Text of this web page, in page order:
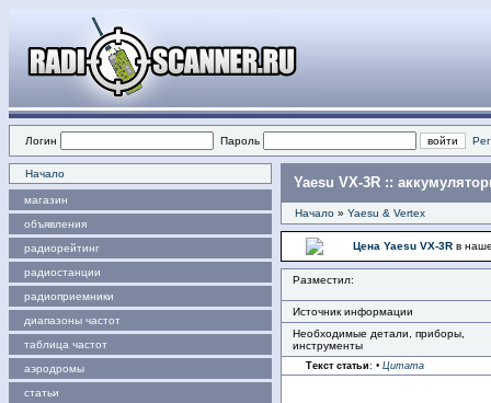
Логин Пароль
Начало
магазин
объявления
радиорейтинг
радиостанции
радиоприемники
диапазоны частот
таблица частот
аэродромы
статьи
Yaesu VX-3R ::
Начало » Yaesu & Vertex
Цена Yaesu VX-3R в
Разместил:
Источник информации
Необходимые детали, приборы,
инструменты
Текст статьи: • Цитата